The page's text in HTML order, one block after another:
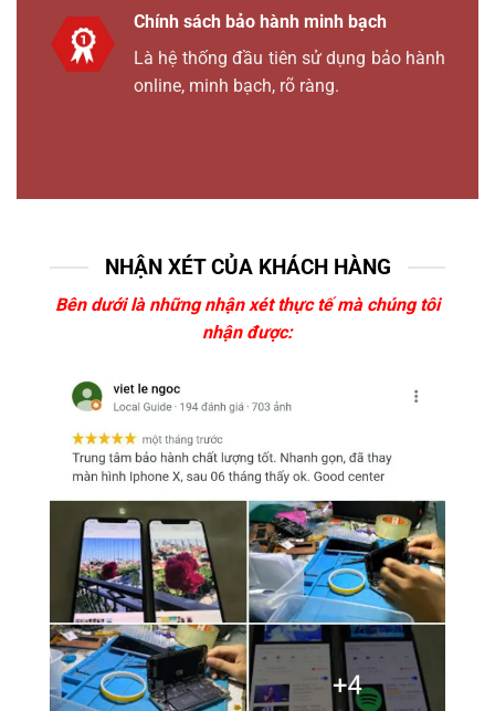
Chính sách bảo hành minh bạch
Là hệ thống đầu tiên sử dụng bảo hành
online, minh bạch, rõ ràng.
NHẬN XÉT CỦA KHÁCH HÀNG
Bên dưới là những nhận xét thực tế mà chúng tôi
nhận được: